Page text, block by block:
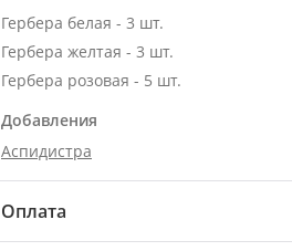
Гербера белая - 3 шт.
Гербера желтая - 3 шт.
Гербера розовая - 5 шт.
Добавления
Аспидистра
Оплата